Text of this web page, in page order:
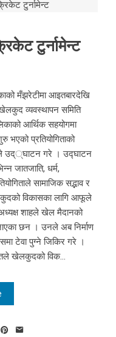
टुर्नामेन्ट
मँझरेटीमा आइतबारदेखि
व्यवस्थापन समिति
आर्थिक सहयोगमा
प्रतियोगिताको
उद््घाटन गरे । उद्घाटन
जातजाति, धर्म,
सामाजिक सद्भाव र
विकासका लागि आफूले
शाहले खेल मैदानको
छन । उनले अब निर्माण
टेवा पुग्ने जिकिर गरे ।
खेलकुदको विक...